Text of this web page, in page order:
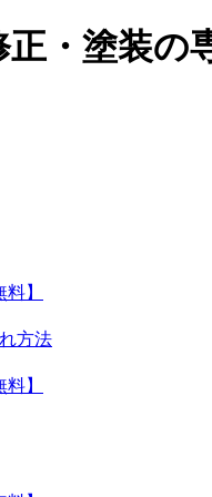
・塗装の
】
方法
】